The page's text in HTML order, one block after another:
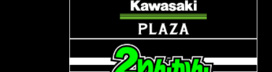
BMW S1000RR
BMW フルパニアBM‘Sマフラー
BOBBERBOLTBOLT C-Spec
福岡
長崎
熊本